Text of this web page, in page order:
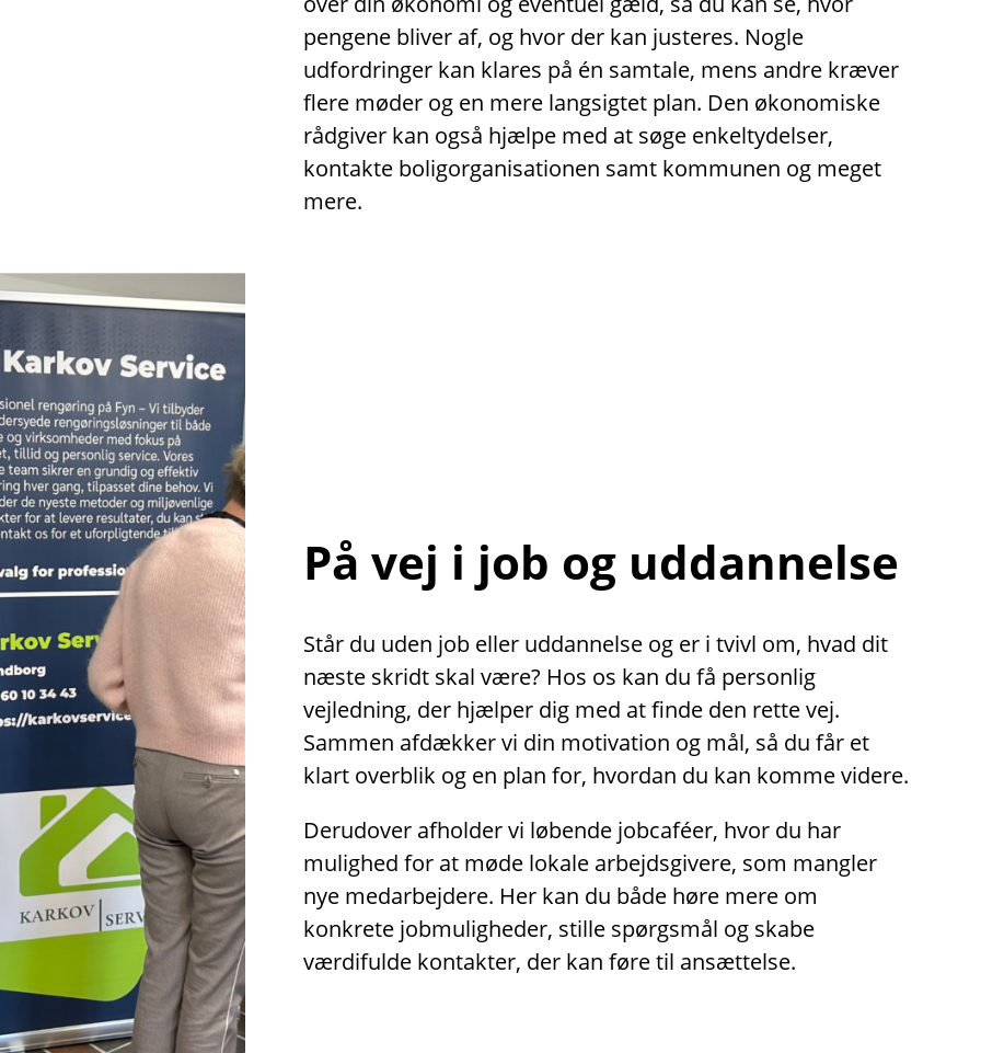
pengene bliver af, og hvor der kan justeres. Nogle
udfordringer kan klares på én samtale, mens andre kræver
flere møder og en mere langsigtet plan. Den økonomiske
rådgiver kan også hjælpe med at søge enkeltydelser,
kontakte boligorganisationen samt kommunen og meget
mere.
På vej i job og uddannelse
Står du uden job eller uddannelse og er i tvivl om, hvad dit
næste skridt skal være? Hos os kan du få personlig
vejledning, der hjælper dig med at finde den rette vej.
Sammen afdækker vi din motivation og mål, så du får et
klart overblik og en plan for, hvordan du kan komme videre.
Derudover afholder vi løbende jobcaféer, hvor du har
mulighed for at møde lokale arbejdsgivere, som mangler
nye medarbejdere. Her kan du både høre mere om
konkrete jobmuligheder, stille spørgsmål og skabe
værdifulde kontakter, der kan føre til ansættelse.